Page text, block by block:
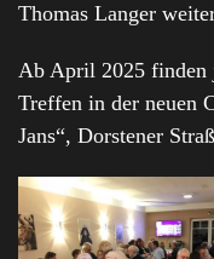
Thomas Langer
Ab April 2025 finden
Treffen in der neuen
Jans“, Dorstener